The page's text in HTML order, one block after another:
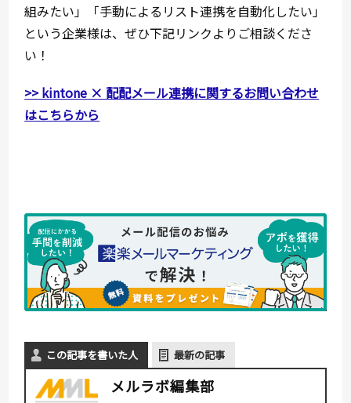
組みたい」「手動によるリスト連携を自動化したい」
という企業様は、ぜひ下記リンクよりご相談くださ
い！
>> kintone × 配配メール連携に関するお問い合わせ
はこちらから
この記事を書いた人 最新の記事
メルラボ編集部